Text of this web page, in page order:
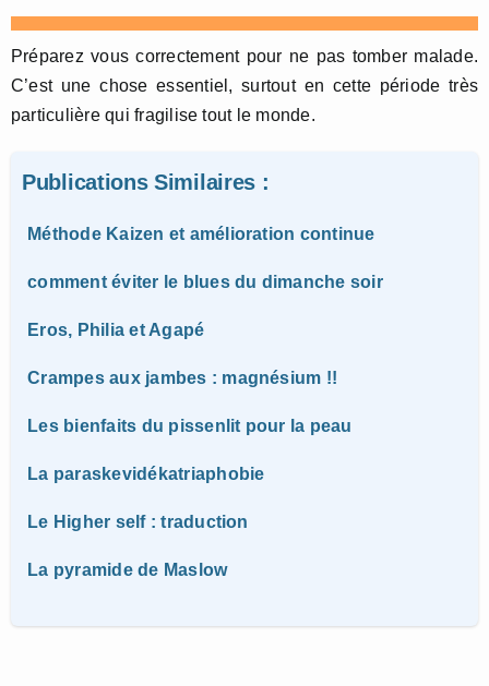
Préparez vous correctement pour ne pas tomber malade.
C’est une chose essentiel, surtout en cette période très
particulière qui fragilise tout le monde.
Publications Similaires :
Méthode Kaizen et amélioration continue
comment éviter le blues du dimanche soir
Eros, Philia et Agapé
Crampes aux jambes : magnésium !!
Les bienfaits du pissenlit pour la peau
La paraskevidékatriaphobie
Le Higher self : traduction
La pyramide de Maslow